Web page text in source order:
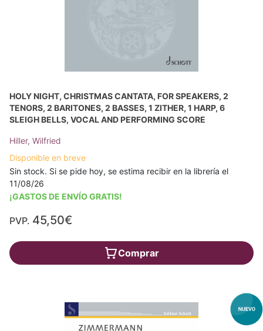
HOLY NIGHT, CHRISTMAS CANTATA, FOR SPEAKERS, 2
TENORS, 2 BARITONES, 2 BASSES, 1 ZITHER, 1 HARP, 6
SLEIGH BELLS, VOCAL AND PERFORMING SCORE
Hiller, Wilfried
Disponible en breve
Sin stock. Si se pide hoy, se estima recibir en la librería el
11/08/26
¡GASTOS DE ENVÍO GRATIS!
PVP. 45,50€
Comprar